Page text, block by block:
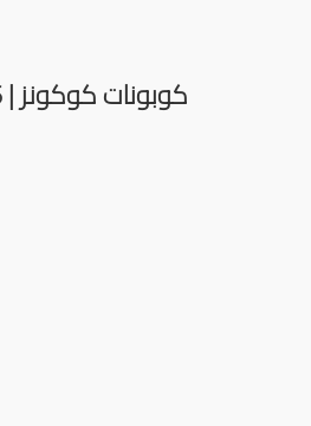
كوبونات كوكونز | cocoonz 2026